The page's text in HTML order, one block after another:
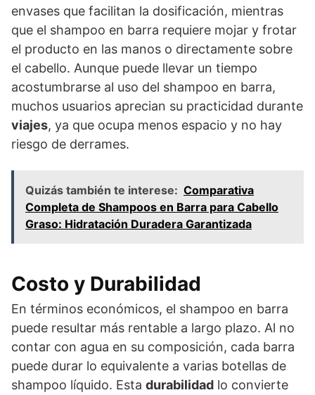
envases que facilitan la dosificación, mientras
que el shampoo en barra requiere mojar y frotar
el producto en las manos o directamente sobre
el cabello. Aunque puede llevar un tiempo
acostumbrarse al uso del shampoo en barra,
muchos usuarios aprecian su practicidad durante
viajes, ya que ocupa menos espacio y no hay
riesgo de derrames.
Quizás también te interese: Comparativa
Completa de Shampoos en Barra para Cabello
Graso: Hidratación Duradera Garantizada
Costo y Durabilidad
En términos económicos, el shampoo en barra
puede resultar más rentable a largo plazo. Al no
contar con agua en su composición, cada barra
puede durar lo equivalente a varias botellas de
shampoo líquido. Esta durabilidad lo convierte